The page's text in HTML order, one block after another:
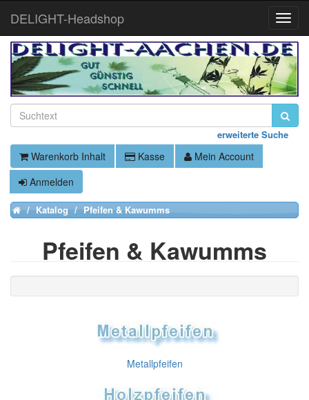
erweiterte Suche
Warenkorb Inhalt Kasse
Mein Account
Anmelden
HomeKatalog Pfeifen & Kawumms
Pfeifen & Kawumms
Metallpfeifen
Toggle
DELIGHT-Headshop